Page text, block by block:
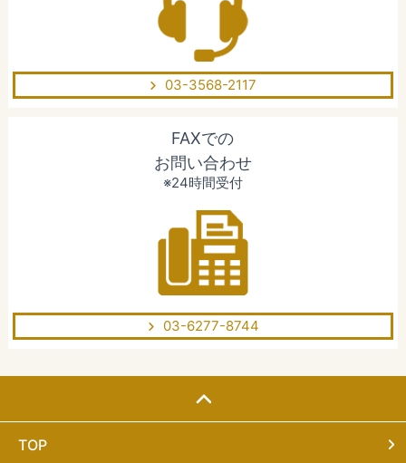
03-3568-2117
FAXでの
お問い合わせ
※24時間受付
03-6277-8744
TOP